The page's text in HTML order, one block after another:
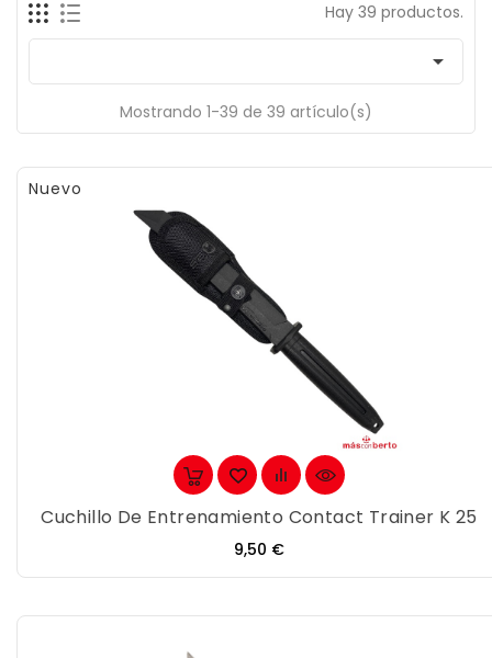
Hay 39 productos.

Mostrando 1-39 de 39 artículo(s)
Nuevo
Cuchillo De Entrenamiento Contact Trainer K 25
Precio
9,50 €